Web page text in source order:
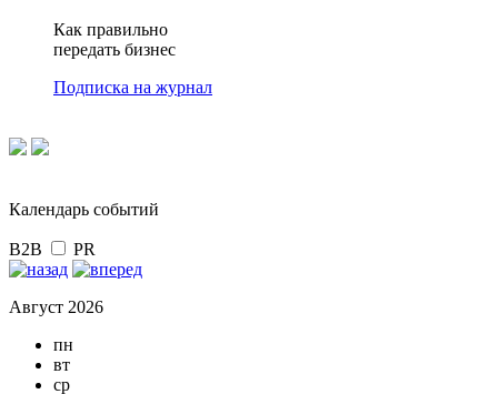
Как правильно
передать бизнес
Подписка на журнал
Календарь событий
B2B PR
Август 2026
пн
вт
ср